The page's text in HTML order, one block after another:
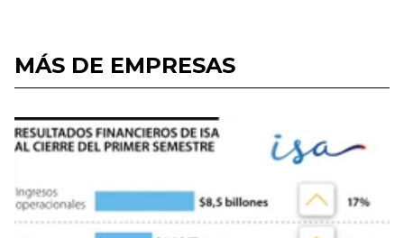
MÁS DE EMPRESAS